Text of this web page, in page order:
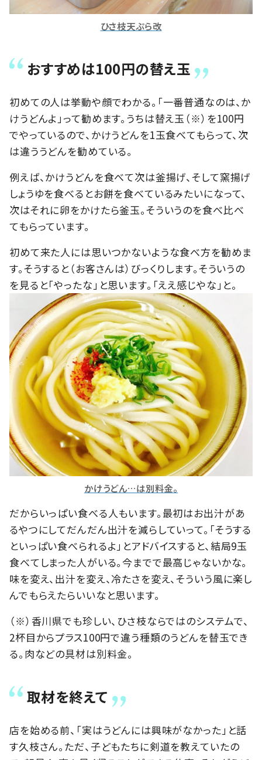
ひさ枝天ぷら改
おすすめは100円の替え玉
初めての人は挙動や顔でわかる。「一番普通なのは、か
けうどんよ」って勧めます。うちは替え玉（※）を100円
でやっているので、かけうどんを1玉食べてもらって、次
は違ううどんを勧めている。
例えば、かけうどんを食べて次は釜揚げ、そして窯揚げ
しょうゆを食べるとお餅を食べているみたいになって、
次はそれに卵をかけたら釜玉。そういうのを食べ比べ
てもらっています。
初めて来た人には思いつかないような食べ方を勧めま
す。そうすると（お客さんは）びっくりします。そういうの
を見ると「やったな」と思います。「ええ感じやな」と。
かけうどん…は別料金。
だからいっぱい食べる人もいます。最初はお出汁があ
るやつにしてだんだん出汁を減らしていって。「そうする
といっぱい食べられるよ」とアドバイスすると、結局9玉
食べてしまった人がいる。今までで最高じゃないかな。
味を変え、出汁を変え、冷たさを変え、そういう風に楽し
んでもらえたらいいなと思います。
（※）香川県でも珍しい、ひさ枝ならではのシステムで、
2杯目からプラス100円で違う種類のうどんを替玉でき
る。肉などの具材は別料金。
取材を終えて
店を始める前、「実はうどんには興味がなかった」と話
す久枝さん。ただ、子どもたちに剣道を教えていたの